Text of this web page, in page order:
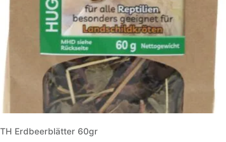
TH Erdbeerblätter 60gr